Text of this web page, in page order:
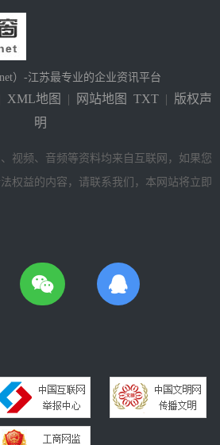
）-江苏最专业的企业资讯平台
XML地图 | 网站地图 TXT | 版权声
明
视频、音频等资料均来自互联网，如果您
权益的内容，请联系我们，本网站将立即